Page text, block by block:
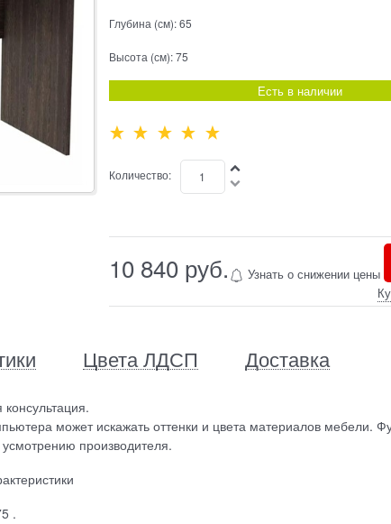
Глубина (см):65
Высота (см):75
Есть в наличии
Количество:
10 840 руб. Узнать о снижении цены
Цвета ЛДСП Доставка
может искажать оттенки и цвета материалов мебели.
производителя.
.